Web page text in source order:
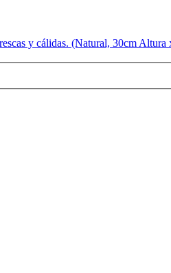
y cálidas. (Natural, 30cm